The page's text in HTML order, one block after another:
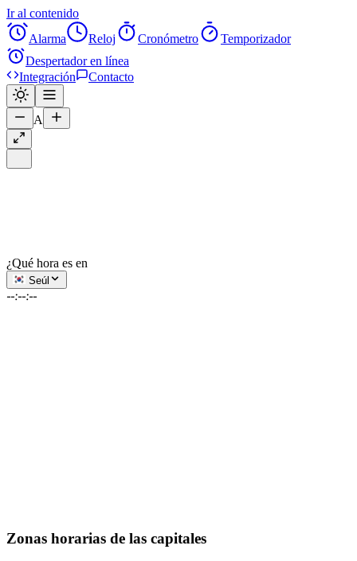
Ir al contenido
Alarma
Reloj Cronómetro
Temporizador
Despertador en línea
Integración
Contacto
A
¿Qué hora es en
Seúl
--:--:--
Zonas horarias de las capitales